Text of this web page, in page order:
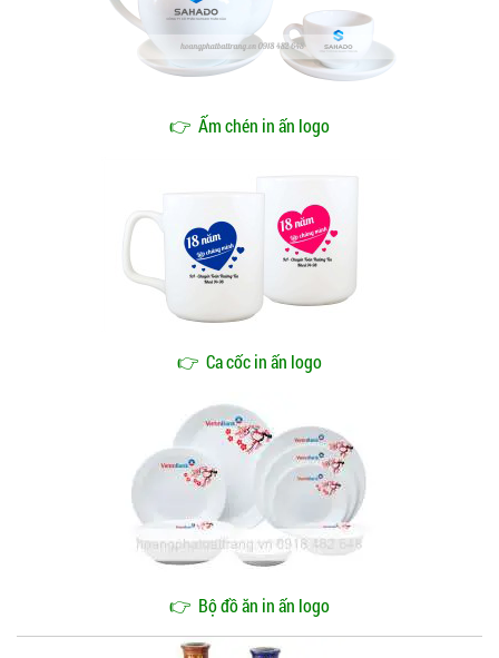
👉 Ấm chén in ấn logo
👉 Ca cốc in ấn logo
👉 Bộ đồ ăn in ấn logo